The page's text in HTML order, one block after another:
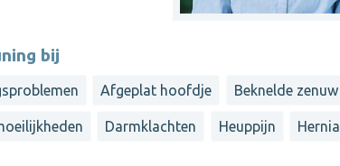
bij
Afgeplat hoofdje Beknelde zenuw
Darmklachten Heuppijn Hernia